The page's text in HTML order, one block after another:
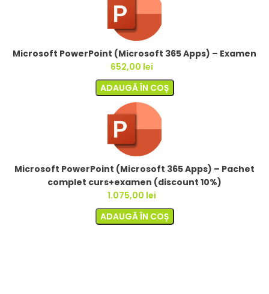
Microsoft PowerPoint (Microsoft 365 Apps) – Examen
652,00 lei
ADAUGĂ ÎN COȘ
Microsoft PowerPoint (Microsoft 365 Apps) – Pachet
complet curs+examen (discount 10%)
1.075,00 lei
ADAUGĂ ÎN COȘ